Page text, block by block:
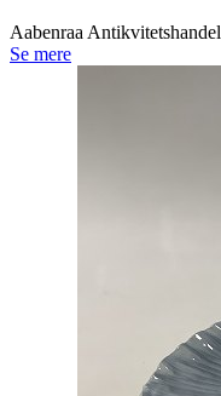
Aabenraa Antikvitetshandel
Se mere